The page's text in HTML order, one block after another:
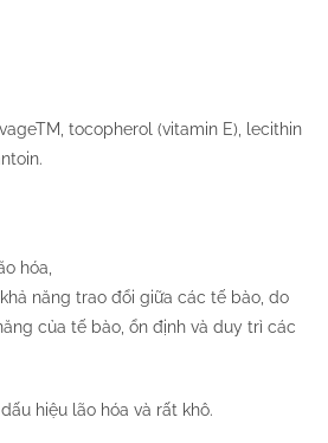
tocopherol (vitamin E), lecithin
hóa,
năng trao đổi giữa các tế bào, do
của tế bào, ổn định và duy trì các
hiệu lão hóa và rất khô.